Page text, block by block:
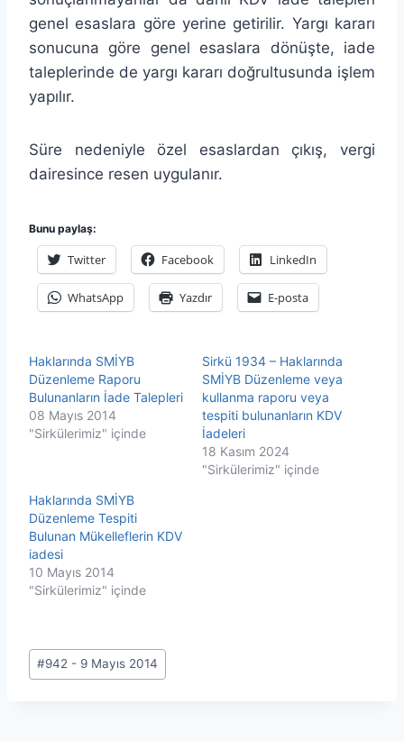
genel esaslara göre yerine getirilir. Yargı kararı
sonucuna göre genel esaslara dönüşte, iade
taleplerinde de yargı kararı doğrultusunda işlem
yapılır.
Süre nedeniyle özel esaslardan çıkış, vergi
dairesince resen uygulanır.
Bunu paylaş:
Twitter Facebook LinkedIn
WhatsApp Yazdır E-posta
Haklarında SMİYB
Düzenleme Raporu
Bulunanların İade Talepleri
08 Mayıs 2014
"Sirkülerimiz" içinde
Sirkü 1934 – Haklarında
SMİYB Düzenleme veya
kullanma raporu veya
tespiti bulunanların KDV
İadeleri
18 Kasım 2024
"Sirkülerimiz" içinde
Haklarında SMİYB
Düzenleme Tespiti
Bulunan Mükelleflerin KDV
iadesi
10 Mayıs 2014
"Sirkülerimiz" içinde
Post
Tags:
#942 - 9 Mayıs 2014